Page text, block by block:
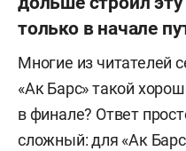
только в начале
Многие из читателей
«Ак Барс» такой
в финале? Ответ
сложный: для «Ак